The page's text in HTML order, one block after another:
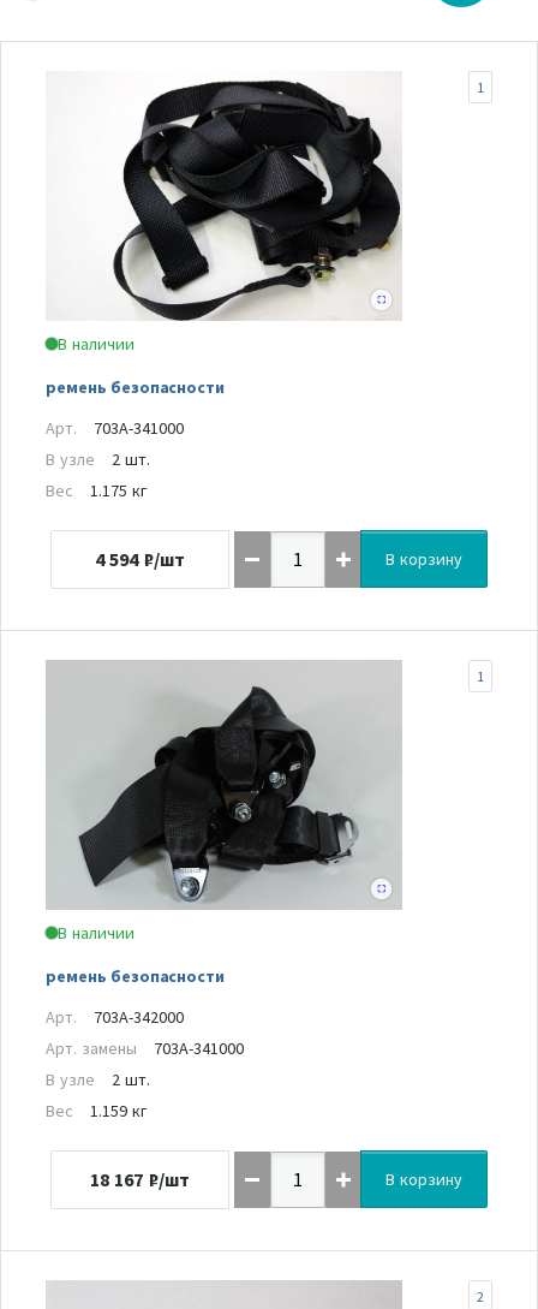
В наличии
ремень безопасности
1
Арт.
703A-341000
В узле
2 шт.
Вес
1.175 кг
4 594 ₽/шт В корзину
В наличии
ремень безопасности
1
Арт.
703A-342000
Арт. замены
703A-341000
В узле
2 шт.
Вес
1.159 кг
18 167 ₽/шт В корзину
2